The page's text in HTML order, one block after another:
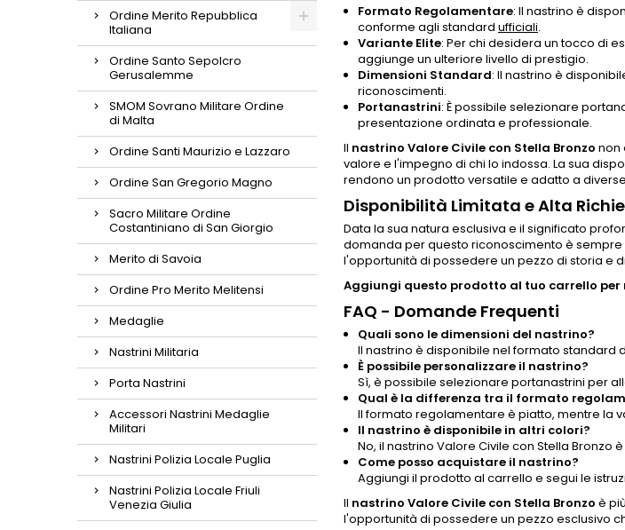
Ordine Merito Repubblica
Italiana
Ordine Santo Sepolcro
Gerusalemme
SMOM Sovrano Militare Ordine
di Malta
Ordine Santi Maurizio e Lazzaro
Ordine San Gregorio Magno
Sacro Militare Ordine
Costantiniano di San Giorgio
Merito di Savoia
Ordine Pro Merito Melitensi
Medaglie
Nastrini Militaria
Porta Nastrini
Accessori Nastrini Medaglie
Militari
Nastrini Polizia Locale Puglia
Nastrini Polizia Locale Friuli
Venezia Giulia
Formato Regolamentare: Il nastrino è
conforme agli standard ufficiali.
Variante Elite: Per chi desidera un tocco di
aggiunge un ulteriore livello di prestigio.
Dimensioni Standard: Il nastrino è
riconoscimenti.
Portanastrini: È possibile selezionare
presentazione ordinata e professionale.
Il nastrino Valore Civile con Stella Bronzo non
valore e l'impegno di chi lo indossa. La sua
rendono un prodotto versatile e adatto a
Disponibilità Limitata e Alta
Data la sua natura esclusiva e il significato
domanda per questo riconoscimento è
l'opportunità di possedere un pezzo di storia e
Aggiungi questo prodotto al tuo carrello per
FAQ - Domande Frequenti
Quali sono le dimensioni del nastrino?
Il nastrino è disponibile nel formato standard
È possibile personalizzare il nastrino?
Sì, è possibile selezionare portanastrini per
Qual è la differenza tra il formato
Il formato regolamentare è piatto, mentre la
Il nastrino è disponibile in altri colori?
No, il nastrino Valore Civile con Stella
Come posso acquistare il nastrino?
Aggiungi il prodotto al carrello e segui le
Il nastrino Valore Civile con Stella Bronzo è
l'opportunità di possedere un pezzo esclusivo